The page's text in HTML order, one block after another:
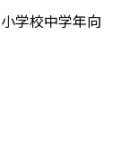
学校中学年向